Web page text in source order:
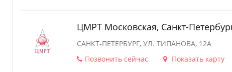
ЦМРТ Московская, Санкт-
САНКТ-ПЕТЕРБУРГ, УЛ. ТИПАНОВА, 12А
Позвонить сейчас
Показать карту